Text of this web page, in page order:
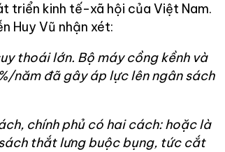
triển kinh tế-xã hội của Việt Nam.
Huy Vũ nhận xét:
thoái lớn. Bộ máy cồng kềnh và
năm đã gây áp lực lên ngân sách
chính phủ có hai cách: hoặc là
thắt lưng buộc bụng, tức cắt